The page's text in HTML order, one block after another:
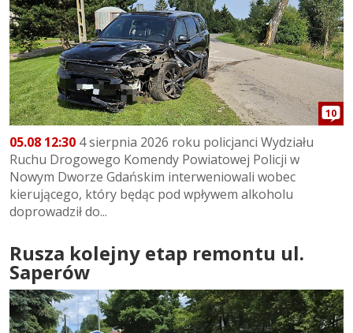
10
05.08 12:30 4 sierpnia 2026 roku policjanci Wydziału
Ruchu Drogowego Komendy Powiatowej Policji w
Nowym Dworze Gdańskim interweniowali wobec
kierującego, który będąc pod wpływem alkoholu
doprowadził do...
Rusza kolejny etap remontu ul.
Saperów